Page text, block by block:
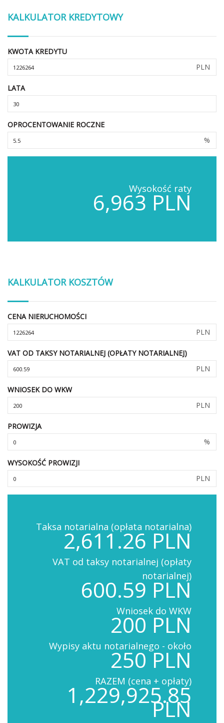
KALKULATOR KREDYTOWY
KWOTA KREDYTU
PLN
LATA
OPROCENTOWANIE ROCZNE
%
Wysokość raty
6,963 PLN
KALKULATOR KOSZTÓW
CENA NIERUCHOMOŚCI
PLN
VAT OD TAKSY NOTARIALNEJ (OPŁATY NOTARIALNEJ)
PLN
WNIOSEK DO WKW
PLN
PROWIZJA
%
WYSOKOŚĆ PROWIZJI
PLN
Taksa notarialna (opłata notarialna)
2,611.26 PLN
VAT od taksy notarialnej (opłaty
notarialnej)
600.59 PLN
Wniosek do WKW
200 PLN
Wypisy aktu notarialnego - około
250 PLN
RAZEM (cena + opłaty)
1,229,925.85
PLN